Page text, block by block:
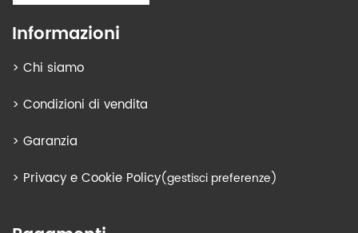
Informazioni
> Chi siamo
> Condizioni di vendita
> Garanzia
> Privacy e Cookie Policy(gestisci preferenze)